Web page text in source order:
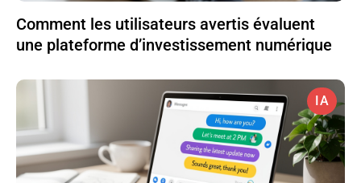
Comment les utilisateurs avertis évaluent
une plateforme d’investissement numérique
IA